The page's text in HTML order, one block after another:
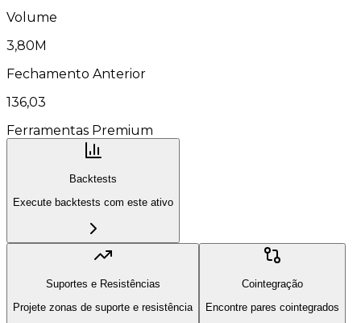
Volume
3,80M
Fechamento Anterior
136,03
Ferramentas Premium
Backtests
Execute backtests com este ativo
Suportes e Resistências
Projete zonas de suporte e resistência
Cointegração
Encontre pares cointegrados